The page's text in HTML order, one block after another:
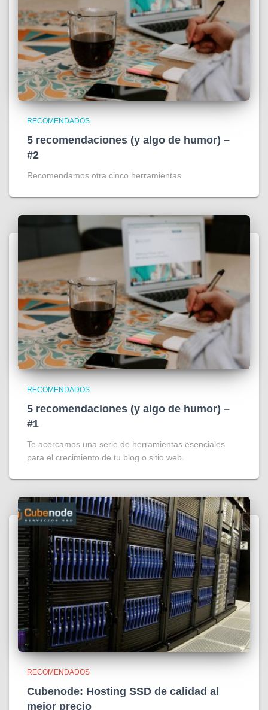
RECOMENDADOS
5 recomendaciones (y algo de humor) –
#2
Recomendamos otra cinco herramientas
RECOMENDADOS
5 recomendaciones (y algo de humor) –
#1
Te acercamos una serie de herramientas esenciales
para el crecimiento de tu blog o sitio web.
RECOMENDADOS
Cubenode: Hosting SSD de calidad al
mejor precio